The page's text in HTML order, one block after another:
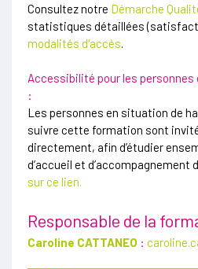
Consultez notre Démarche
statistiques détaillées
modalités d'accès.
Accessibilité pour les
:
Les personnes en situation de
suivre cette formation sont
directement, afin d’étudier
d’accueil et d’accompagnement
sur ce lien.
Responsable de la
Caroline CATTANEO :